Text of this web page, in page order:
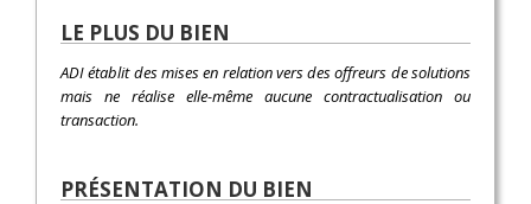
LE PLUS DU BIEN
ADI établit des mises en relation vers des offreurs de solutions
mais ne réalise elle-même aucune contractualisation ou
transaction.
PRÉSENTATION DU BIEN